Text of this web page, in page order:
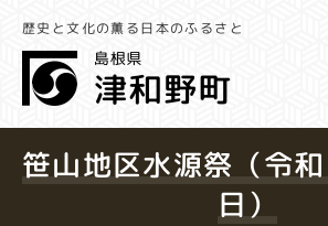
歴史と文化の薫る日本のふるさと
笹山地区水源祭（令
日）